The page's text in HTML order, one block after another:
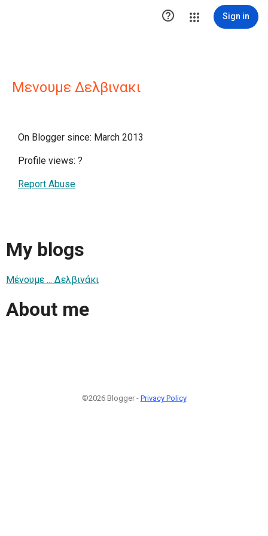
 Sign in
Μενουμε Δελβινακι
On Blogger since: March 2013
Profile views: ?
Report Abuse
My blogs
Μένουμε ... Δελβινάκι
About me
©2026 Blogger - Privacy Policy